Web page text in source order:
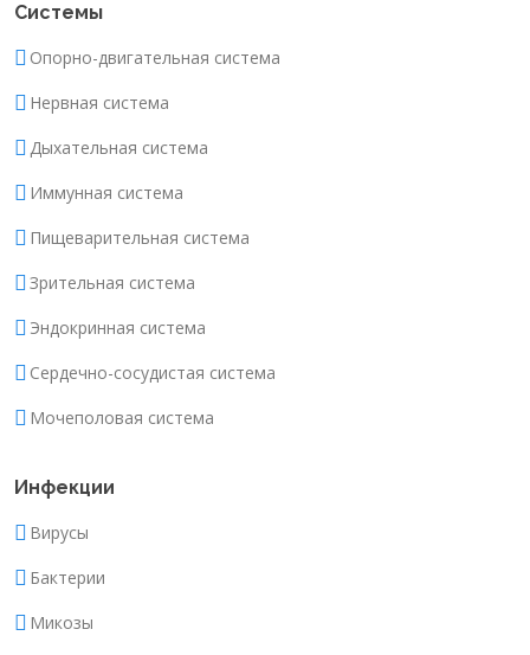
Системы
Опорно-двигательная система
Нервная система
Дыхательная система
Иммунная система
Пищеварительная система
Зрительная система
Эндокринная система
Сердечно-сосудистая система
Мочеполовая система
Инфекции
Вирусы
Бактерии
Микозы